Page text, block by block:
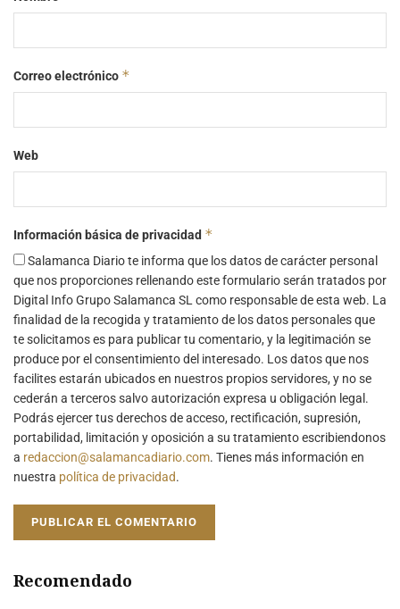
Correo electrónico *
Web
Información básica de privacidad *
Salamanca Diario te informa que los datos de carácter personal
que nos proporciones rellenando este formulario serán tratados por
Digital Info Grupo Salamanca SL como responsable de esta web. La
finalidad de la recogida y tratamiento de los datos personales que
te solicitamos es para publicar tu comentario, y la legitimación se
produce por el consentimiento del interesado. Los datos que nos
facilites estarán ubicados en nuestros propios servidores, y no se
cederán a terceros salvo autorización expresa u obligación legal.
Podrás ejercer tus derechos de acceso, rectificación, supresión,
portabilidad, limitación y oposición a su tratamiento escribiendonos
a redaccion@salamancadiario.com. Tienes más información en
nuestra política de privacidad.
Recomendado